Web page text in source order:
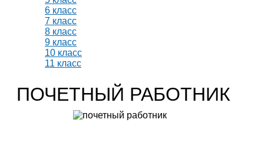
6 класс
7 класс
8 класс
9 класс
10 класс
11 класс
ПОЧЕТНЫЙ РАБОТНИК